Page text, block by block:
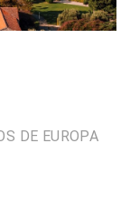
DE EUROPA